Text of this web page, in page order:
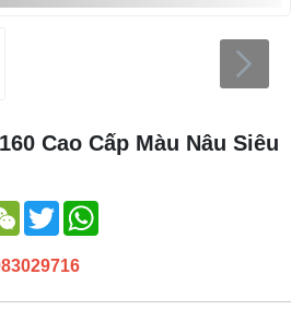
Cao Cấp Màu Nâu Siêu
WeChatTwitter